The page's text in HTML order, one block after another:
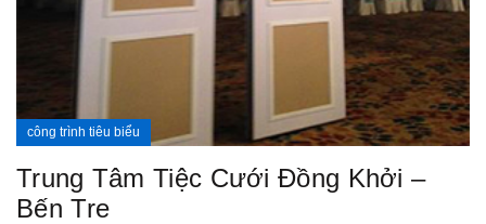
công trình tiêu biểu
Trung Tâm Tiệc Cưới Đồng Khởi –
Bến Tre